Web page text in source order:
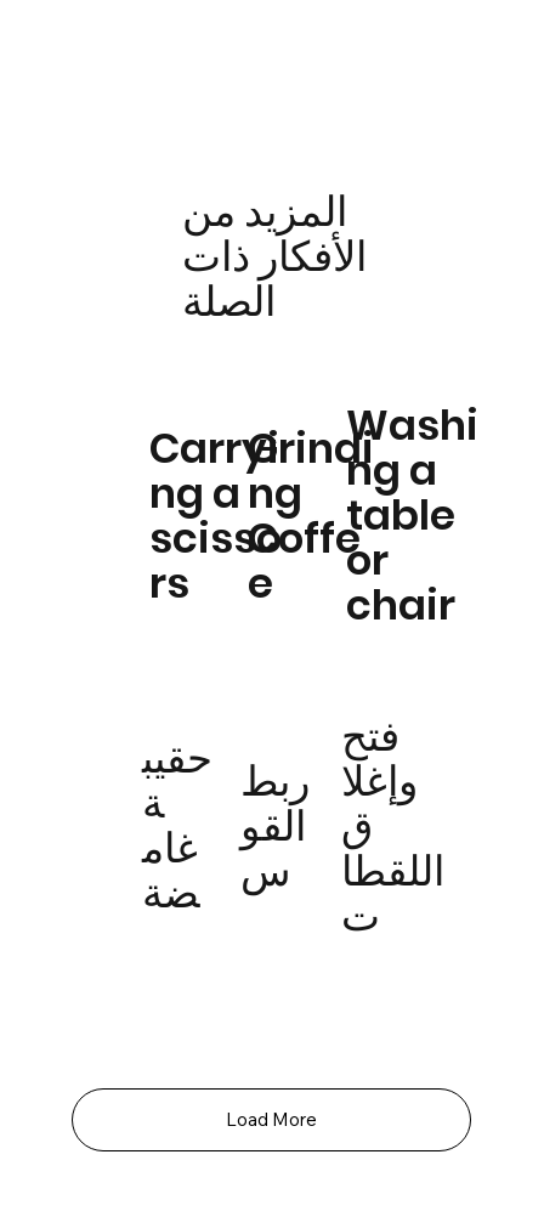
المزيد من
الأفكار ذات
الصلة
Carryi
ng a
scisso
rs
Grindi
ng
Coffe
e
Washi
ng a
table
or
chair
حقيب
ة
غام
ضة
ربط
القو
س
فتح
وإغلا
ق
اللقطا
ت
Load More